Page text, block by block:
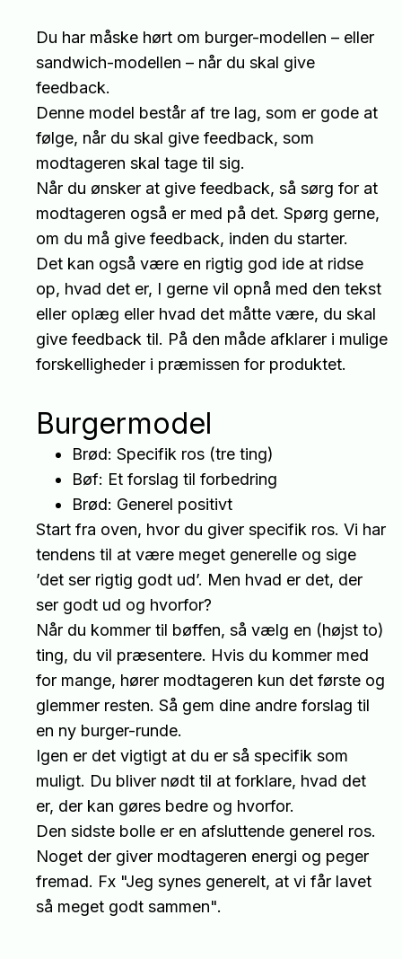
Du har måske hørt om burger-modellen – eller
sandwich-modellen – når du skal give
feedback.
Denne model består af tre lag, som er gode at
følge, når du skal give feedback, som
modtageren skal tage til sig.
Når du ønsker at give feedback, så sørg for at
modtageren også er med på det. Spørg gerne,
om du må give feedback, inden du starter.
Det kan også være en rigtig god ide at ridse
op, hvad det er, I gerne vil opnå med den tekst
eller oplæg eller hvad det måtte være, du skal
give feedback til. På den måde afklarer i mulige
forskelligheder i præmissen for produktet.
Burgermodel
Brød: Specifik ros (tre ting)
Bøf: Et forslag til forbedring
Brød: Generel positivt
Start fra oven, hvor du giver specifik ros. Vi har
tendens til at være meget generelle og sige
’det ser rigtig godt ud’. Men hvad er det, der
ser godt ud og hvorfor?
Når du kommer til bøffen, så vælg en (højst to)
ting, du vil præsentere. Hvis du kommer med
for mange, hører modtageren kun det første og
glemmer resten. Så gem dine andre forslag til
en ny burger-runde.
Igen er det vigtigt at du er så specifik som
muligt. Du bliver nødt til at forklare, hvad det
er, der kan gøres bedre og hvorfor.
Den sidste bolle er en afsluttende generel ros.
Noget der giver modtageren energi og peger
fremad. Fx "Jeg synes generelt, at vi får lavet
så meget godt sammen".